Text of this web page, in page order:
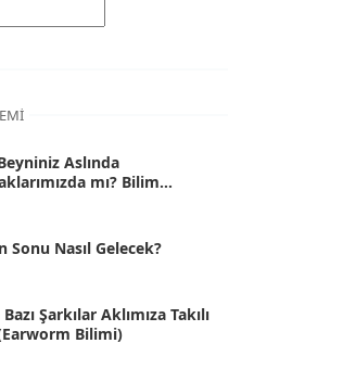
Aslında
mı? Bilim
Sonu Nasıl Gelecek?
Şarkılar Aklımıza Takılı
Bilimi)